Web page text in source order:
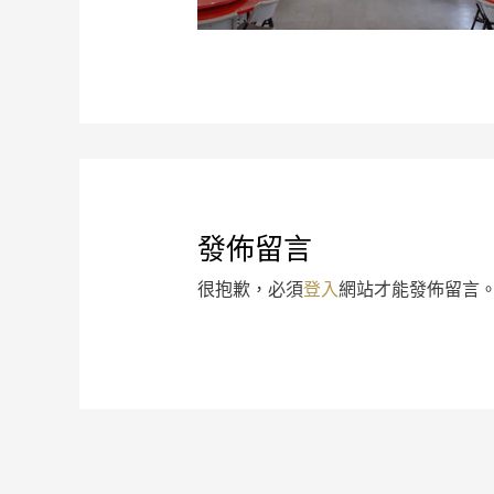
發佈留言
很抱歉，必須登入網站才能發佈留言